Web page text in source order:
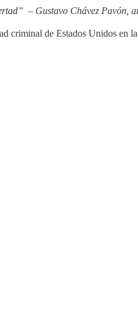
– Gustavo Chávez Pavón,
criminal de Estados Unidos en